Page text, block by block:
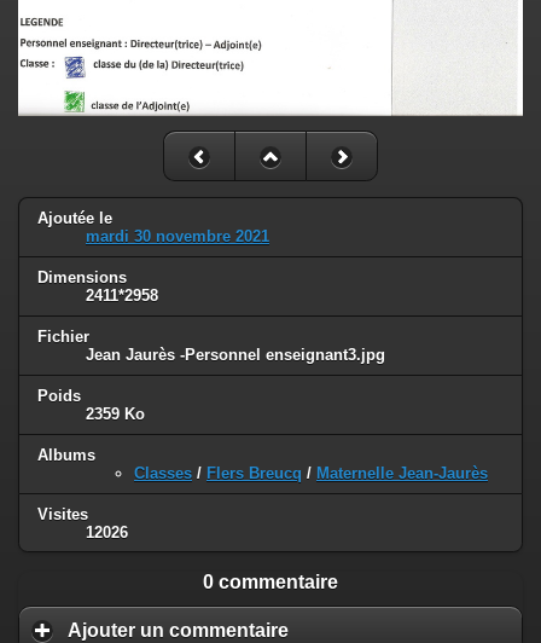
Ajoutée le
mardi 30 novembre 2021
Dimensions
2411*2958
Fichier
Jean Jaurès -Personnel enseignant3.jpg
Poids
2359 Ko
Albums
Classes / Flers Breucq / Maternelle Jean-Jaurès
Visites
12026
0 commentaire
Ajouter un commentaire